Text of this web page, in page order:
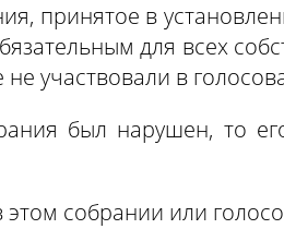
принятое в
для всех
участвовали в
был нарушен, то
собрании или